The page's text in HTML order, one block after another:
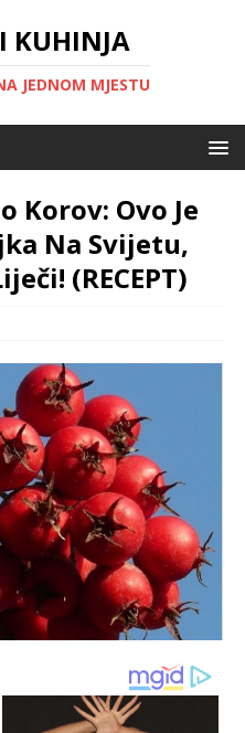
KUHINJA
JEDNOM MJESTU
Korov: Ovo Je
Na Svijetu,
(RECEPT)